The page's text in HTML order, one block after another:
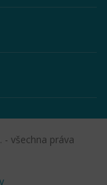
všechna práva